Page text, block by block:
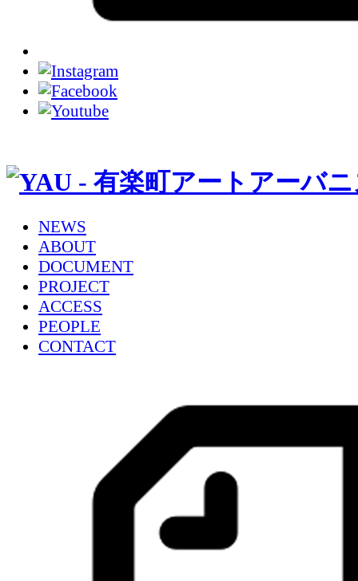
NEWS
ABOUT
DOCUMENT
PROJECT
ACCESS
PEOPLE
CONTACT